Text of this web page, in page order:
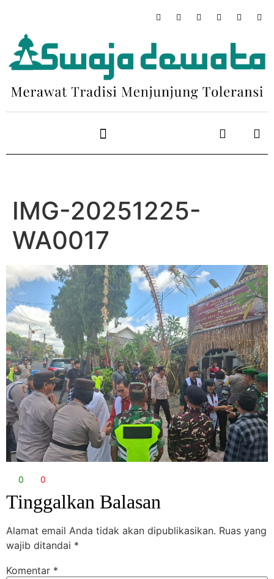
IMG-20251225-
WA0017
0 0
Tinggalkan Balasan
Alamat email Anda tidak akan dipublikasikan. Ruas yang
wajib ditandai *
Komentar *